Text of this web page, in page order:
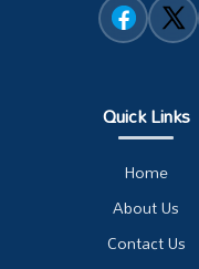
Quick Links
Home
About Us
Contact Us